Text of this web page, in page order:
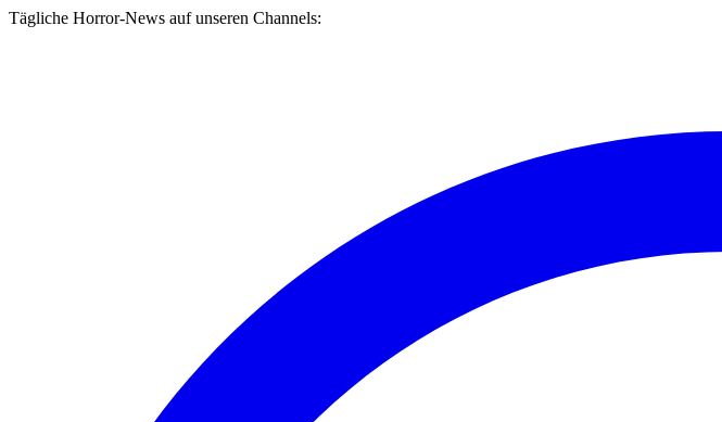
Tägliche Horror-News auf unseren Channels: